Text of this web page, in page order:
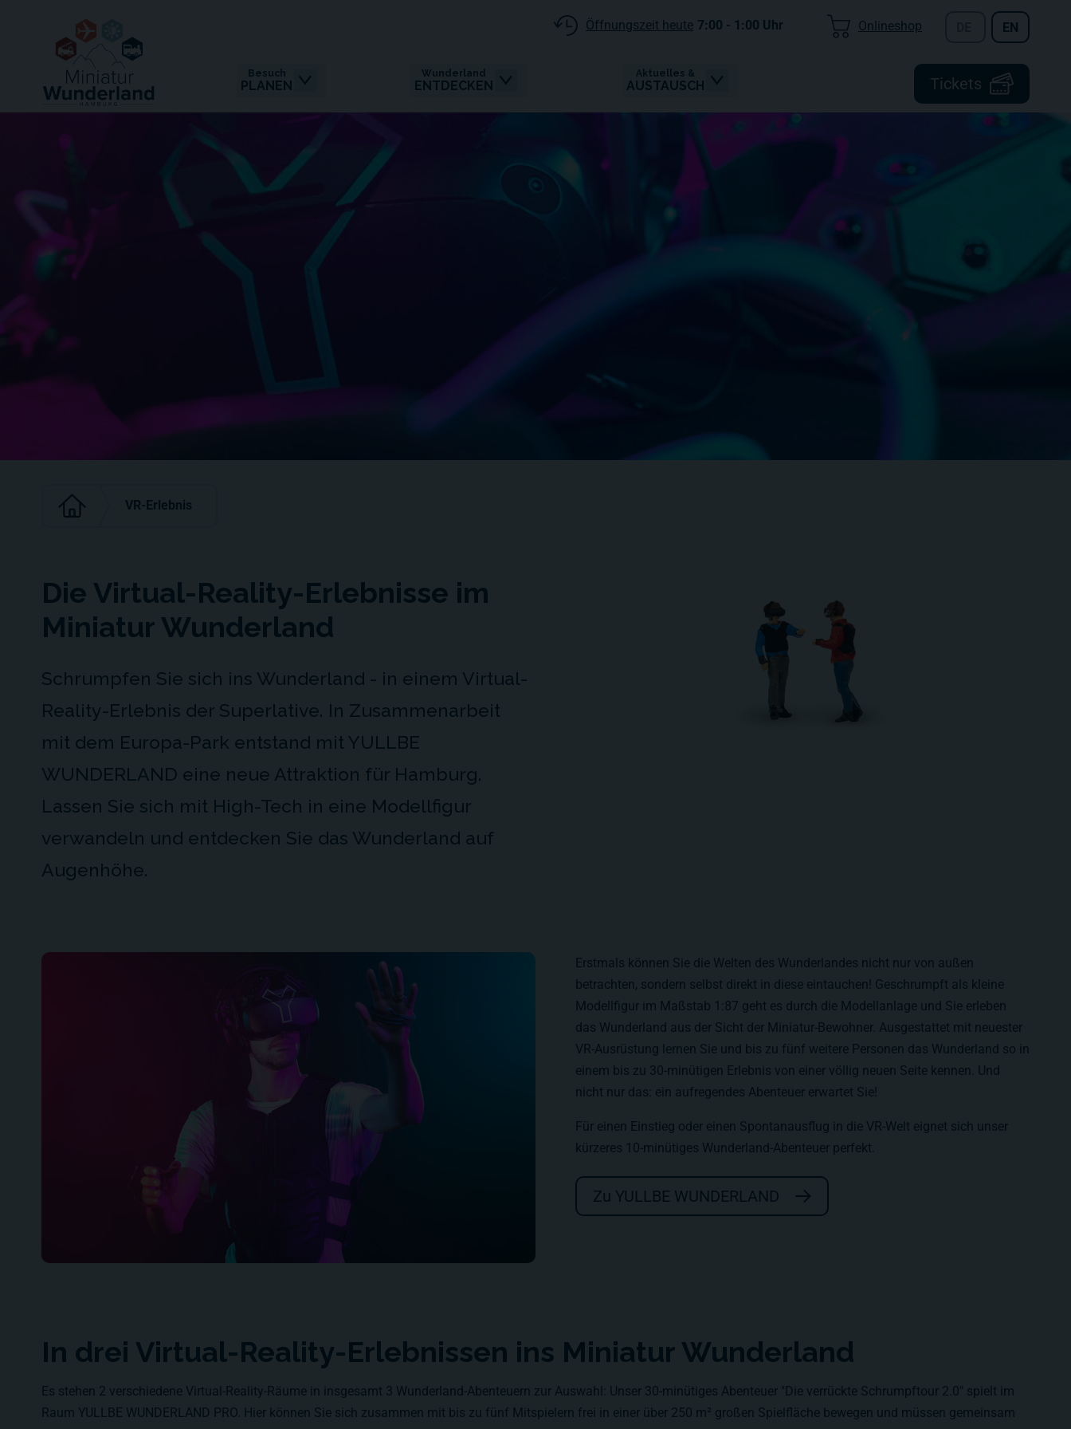
Tickets
Besuch
PLANEN
Wunderland
ENTDECKEN
Aktuelles &
AUSTAUSCH
Öffnungszeit heute 7:00 - 1:00 Uhr Onlineshop EN
VR-Erlebnis
Die Virtual-Reality-Erlebnisse im
Miniatur Wunderland
Schrumpfen Sie sich ins Wunderland - in einem Virtual-
Reality-Erlebnis der Superlative. In Zusammenarbeit
mit dem Europa-Park entstand mit YULLBE
WUNDERLAND eine neue Attraktion für Hamburg.
Lassen Sie sich mit High-Tech in eine Modellfigur
verwandeln und entdecken Sie das Wunderland auf
Augenhöhe.
Erstmals können Sie die Welten des Wunderlandes nicht nur von außen
betrachten, sondern selbst direkt in diese eintauchen! Geschrumpft als kleine
Modellfigur im Maßstab 1:87 geht es durch die Modellanlage und Sie erleben
das Wunderland aus der Sicht der Miniatur-Bewohner. Ausgestattet mit neuester
VR-Ausrüstung lernen Sie und bis zu fünf weitere Personen das Wunderland so in
einem bis zu 30-minütigen Erlebnis von einer völlig neuen Seite kennen. Und
nicht nur das: ein aufregendes Abenteuer erwartet Sie!
Für einen Einstieg oder einen Spontanausflug in die VR-Welt eignet sich unser
kürzeres 10-minütiges Wunderland-Abenteuer perfekt.
Zu YULLBE WUNDERLAND
In drei Virtual-Reality-Erlebnissen ins Miniatur Wunderland
Es stehen 2 verschiedene Virtual-Reality-Räume in insgesamt 3 Wunderland-Abenteuern zur Auswahl: Unser 30-minütiges Abenteuer "Die verrückte Schrumpftour 2.0" spielt im
Raum YULLBE WUNDERLAND PRO. Hier können Sie sich zusammen mit bis zu fünf Mitspielern frei in einer über 250 m² großen Spielfläche bewegen und müssen gemeinsam